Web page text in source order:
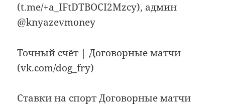
(t.me/+a_IFtDTBOCI2Mzcy), админ
@knyazevmoney
Точный счёт | Договорные матчи
(vk.com/dog_fry)
Ставки на спорт Договорные матчи